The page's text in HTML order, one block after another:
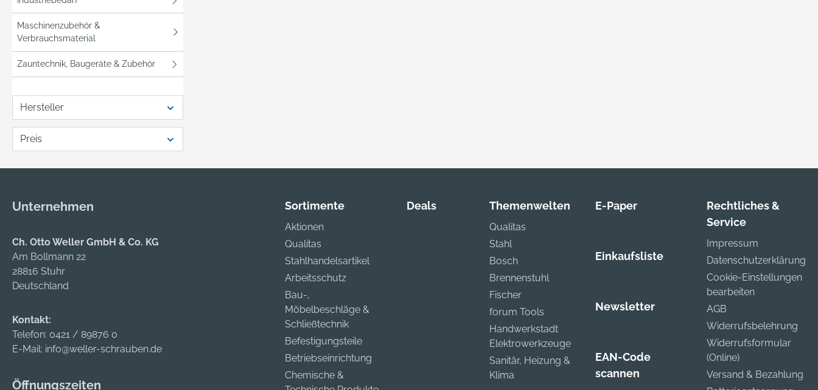
Maschinenzubehör &
Verbrauchsmaterial
Zauntechnik, Baugeräte & Zubehör
Hersteller
Preis
Unternehmen
Ch. Otto Weller GmbH & Co. KG
Am Bollmann 22
28816 Stuhr
Deutschland
Kontakt:
Telefon: 0421 / 89876 0
E-Mail: info@weller-schrauben.de
Öffnungszeiten
Sortimente
Aktionen
Qualitas
Stahlhandelsartikel
Arbeitsschutz
Bau-,
Möbelbeschläge &
Schließtechnik
Befestigungsteile
Betriebseinrichtung
Chemische &
Deals Themenwelten
Qualitas
Stahl
Bosch
Brennenstuhl
Fischer
forum Tools
Handwerkstadt
Elektrowerkzeuge
Sanitär, Heizung &
Klima
E-Paper
Einkaufsliste
Newsletter
EAN-Code
scannen
Rechtliches &
Service
Impressum
Datenschutzerklärung
Cookie-Einstellungen
bearbeiten
AGB
Widerrufsbelehrung
Widerrufsformular
(Online)
Versand & Bezahlung